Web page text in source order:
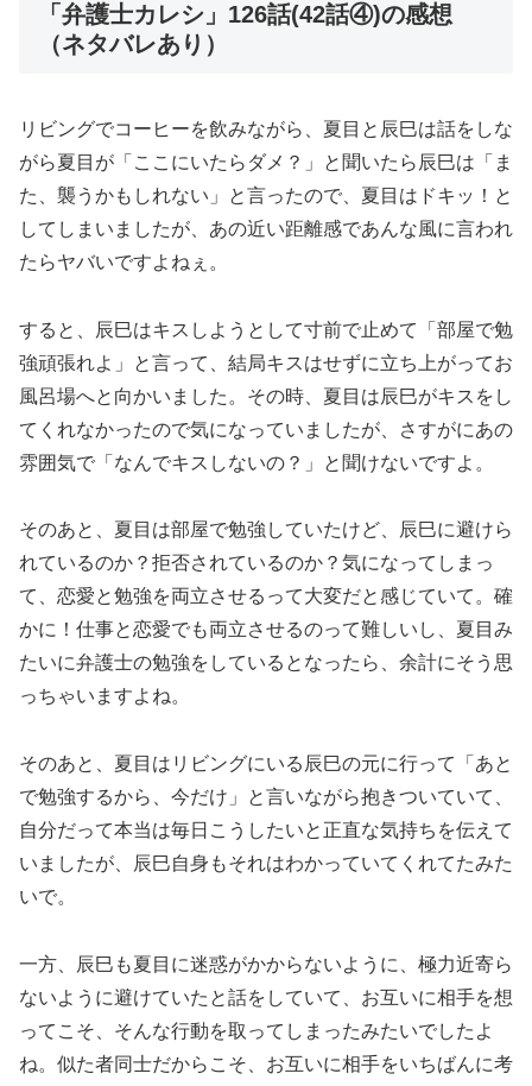
「弁護士カレシ」126話(42話④)の感想
（ネタバレあり）
リビングでコーヒーを飲みながら、夏目と辰巳は話をしな
がら夏目が「ここにいたらダメ？」と聞いたら辰巳は「ま
た、襲うかもしれない」と言ったので、夏目はドキッ！と
してしまいましたが、あの近い距離感であんな風に言われ
たらヤバいですよねぇ。
すると、辰巳はキスしようとして寸前で止めて「部屋で勉
強頑張れよ」と言って、結局キスはせずに立ち上がってお
風呂場へと向かいました。その時、夏目は辰巳がキスをし
てくれなかったので気になっていましたが、さすがにあの
雰囲気で「なんでキスしないの？」と聞けないですよ。
そのあと、夏目は部屋で勉強していたけど、辰巳に避けら
れているのか？拒否されているのか？気になってしまっ
て、恋愛と勉強を両立させるって大変だと感じていて。確
かに！仕事と恋愛でも両立させるのって難しいし、夏目み
たいに弁護士の勉強をしているとなったら、余計にそう思
っちゃいますよね。
そのあと、夏目はリビングにいる辰巳の元に行って「あと
で勉強するから、今だけ」と言いながら抱きついていて、
自分だって本当は毎日こうしたいと正直な気持ちを伝えて
いましたが、辰巳自身もそれはわかっていてくれてたみた
いで。
一方、辰巳も夏目に迷惑がかからないように、極力近寄ら
ないように避けていたと話をしていて、お互いに相手を想
ってこそ、そんな行動を取ってしまったみたいでしたよ
ね。似た者同士だからこそ、お互いに相手をいちばんに考